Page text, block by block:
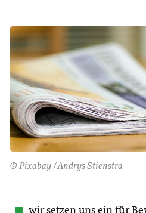
© Pixabay /Andrys Stienstra